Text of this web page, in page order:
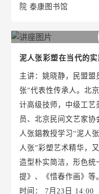
院 泰康图书馆
泥人张彩塑在当代的实
主讲：姚晓静，民盟盟
张”代表性传承人。北
计高级技师，中级工艺
员、北京民间文艺家协
人张錩教授学习“泥人
人张”彩塑艺术精华，
造型朴实简洁，形色统
提》、《惜春作画》等。
时间： 7月23日 14:00